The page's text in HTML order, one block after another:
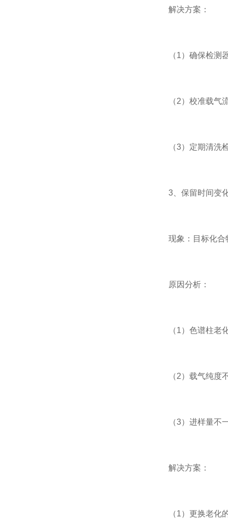
解决方案：
（1）确保检测器
（2）校准载气流
（3）定期清洗检
3、保留时间变
现象：目标化合
原因分析：
（1）色谱柱老
（2）载气纯度不
（3）进样量不
解决方案：
（1）更换老化